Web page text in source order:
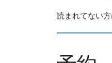
読まれてない